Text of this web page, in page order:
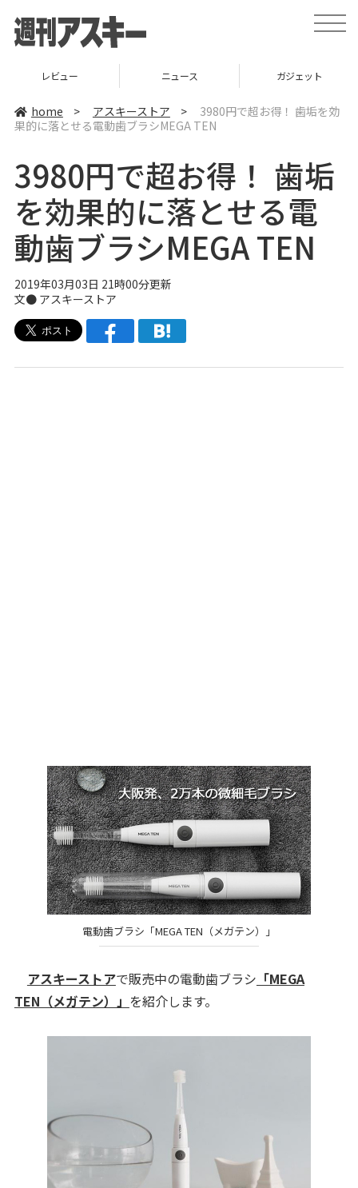
t
o
a
v
t
i
o
ニュース ガジェット ゲーム
home > アスキーストア >
3980円で超お得！ 歯垢を効
果的に落とせる電動歯ブラシMEGA TEN
3980円で超お得！ 歯垢
を効果的に落とせる電
動歯ブラシMEGA TEN
2019年03月03日 21時00分更新
文● アスキーストア
電動歯ブラシ「MEGA TEN（メガテン）」
アスキーストアで販売中の電動歯ブラシ 「MEGA
TEN（メガテン）」 を紹介します。